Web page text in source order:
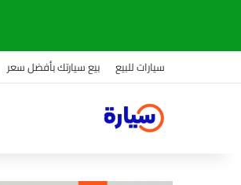
سيارات للبيع بيع سيارتك بأفضل سعر